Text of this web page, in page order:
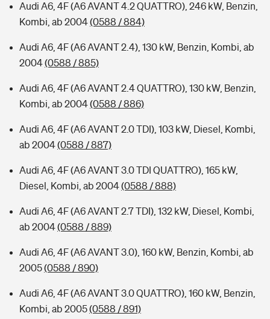
Audi A6, 4F (A6 AVANT 4.2 QUATTRO), 246 kW, Benzin,
Kombi, ab 2004(0588 / 884)
Audi A6, 4F (A6 AVANT 2.4), 130 kW, Benzin, Kombi, ab
2004(0588 / 885)
Audi A6, 4F (A6 AVANT 2.4 QUATTRO), 130 kW, Benzin,
Kombi, ab 2004(0588 / 886)
Audi A6, 4F (A6 AVANT 2.0 TDI), 103 kW, Diesel, Kombi,
ab 2004(0588 / 887)
Audi A6, 4F (A6 AVANT 3.0 TDI QUATTRO), 165 kW,
Diesel, Kombi, ab 2004(0588 / 888)
Audi A6, 4F (A6 AVANT 2.7 TDI), 132 kW, Diesel, Kombi,
ab 2004(0588 / 889)
Audi A6, 4F (A6 AVANT 3.0), 160 kW, Benzin, Kombi, ab
2005(0588 / 890)
Audi A6, 4F (A6 AVANT 3.0 QUATTRO), 160 kW, Benzin,
Kombi, ab 2005(0588 / 891)